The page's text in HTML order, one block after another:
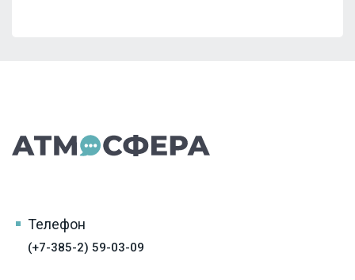
Телефон
(+7-385-2) 59-03-09